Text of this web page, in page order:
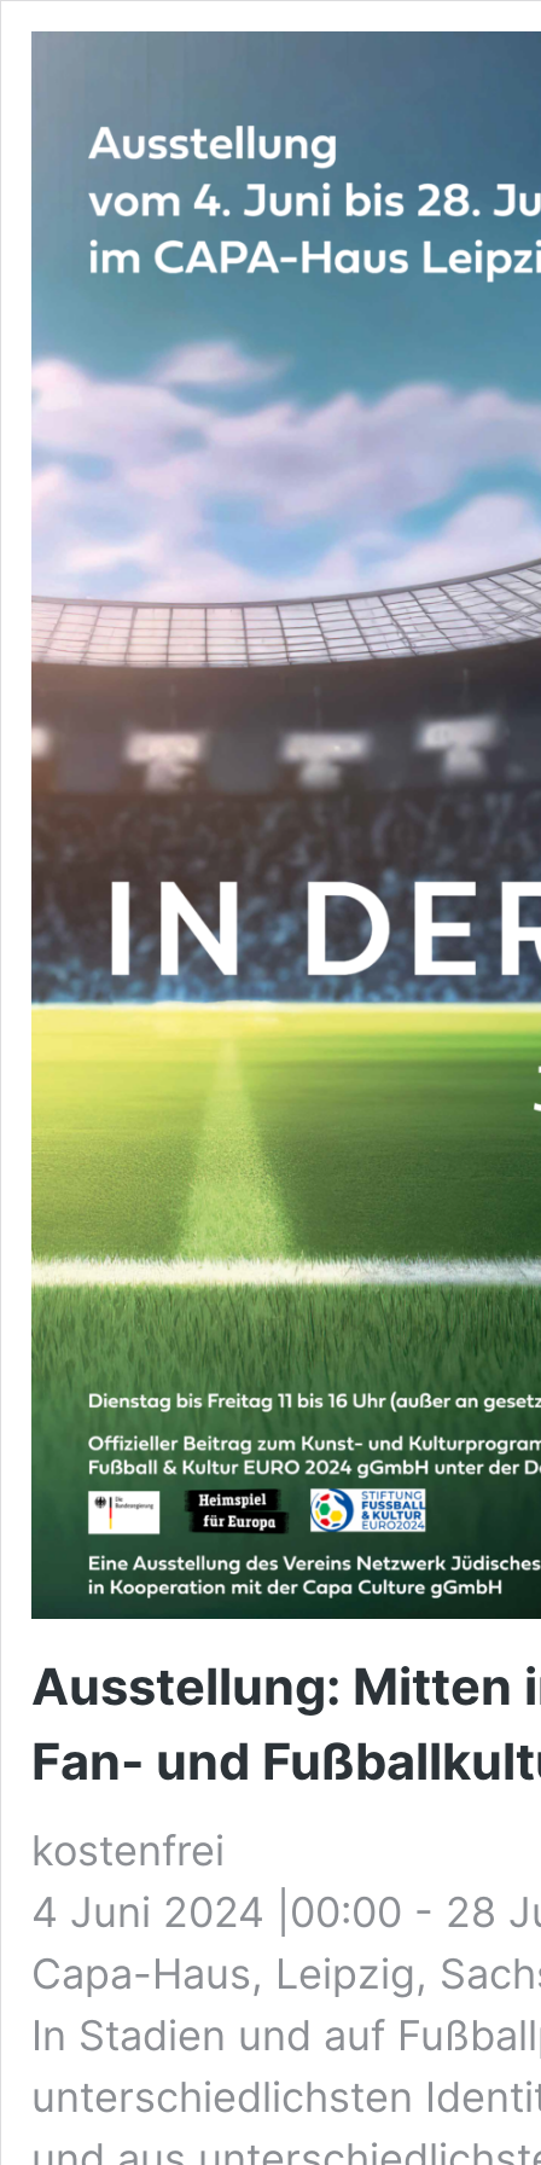
Ausstellung: Mitten
Fan- und
kostenfrei
4 Juni 2024 |00:00 - 28
Capa-Haus, Leipzig,
In Stadien und auf
unterschiedlichsten